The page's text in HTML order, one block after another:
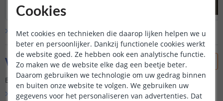
Bekijk alleklantfoto’s
Vraag & antwoord
Er is nog geen vraag gesteld over dit product.
Bekijk alle Vraag & antwoord
Cookies
Met cookies en technieken die daarop lijken helpen we u
beter en persoonlijker. Dankzij functionele cookies werkt
de website goed. Ze hebben ook een analytische functie.
Zo maken we de website elke dag een beetje beter.
Daarom gebruiken we technologie om uw gedrag binnen
en buiten onze website te volgen. We gebruiken uw
gegevens voor het personaliseren van advertenties. Dat